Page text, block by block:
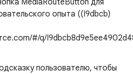
MediaRouteButton для
опыта ((I9dbcb)
#/q/
пользователю, чтобы